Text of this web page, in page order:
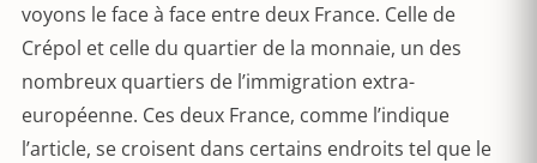
voyons le face à face entre deux France. Celle de
Crépol et celle du quartier de la monnaie, un des
nombreux quartiers de l’immigration extra-
européenne. Ces deux France, comme l’indique
l’article, se croisent dans certains endroits tel que le